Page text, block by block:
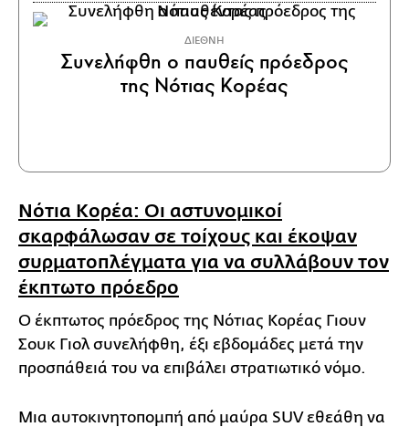
ΔΙΕΘΝΗ
Συνελήφθη ο παυθείς πρόεδρος
της Νότιας Κορέας
Νότια Κορέα: Οι αστυνομικοί
σκαρφάλωσαν σε τοίχους και έκοψαν
συρματοπλέγματα για να συλλάβουν τον
έκπτωτο πρόεδρο
Ο έκπτωτος πρόεδρος της Νότιας Κορέας Γιουν
Σουκ Γιολ συνελήφθη, έξι εβδομάδες μετά την
προσπάθειά του να επιβάλει στρατιωτικό νόμο.
Μια αυτοκινητοπομπή από μαύρα SUV εθεάθη να